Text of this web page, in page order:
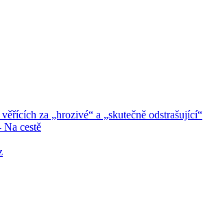
za „hrozivé“ a „skutečně odstrašující“
Na cestě